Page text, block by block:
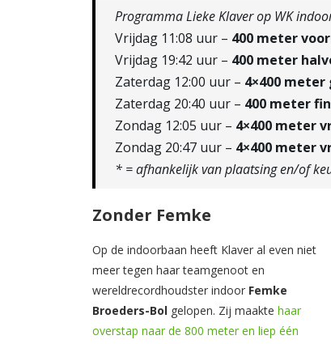
Programma Lieke Klaver op WK
Vrijdag 11:08 uur – 400 meter
Vrijdag 19:42 uur – 400 meter
Zaterdag 12:00 uur – 4×400
Zaterdag 20:40 uur – 400 meter
Zondag 12:05 uur – 4×400 meter
Zondag 20:47 uur – 4×400 meter
* = afhankelijk van plaatsing en/of
Zonder Femke
Op de indoorbaan heeft Klaver al even niet
meer tegen haar teamgenoot en
wereldrecordhoudster indoor Femke
Broeders-Bol gelopen. Zij maakte haar
overstap naar de 800 meter en liep één